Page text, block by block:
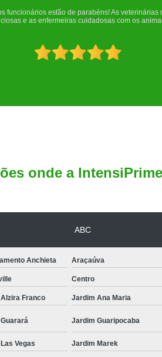
uma consulta com meu cachorro com a
e ela foi extremamente atenciosa. Adorei o
recepção!
onde a
ABC
Anchieta Araçaúva
Centro
Franco Jardim Ana Maria
Jardim Guaripocaba
Vegas Jardim Marek